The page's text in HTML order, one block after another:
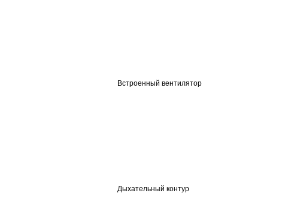
Встроенный вентилятор
Дыхательный контур